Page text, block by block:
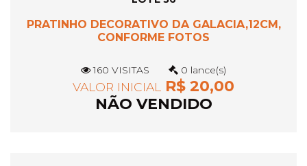
PRATINHO DECORATIVO DA GALACIA,12CM,
CONFORME FOTOS
160 VISITAS 0 lance(s)
VALOR INICIAL
R$ 20,00
NÃO VENDIDO